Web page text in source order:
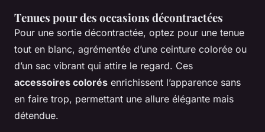
Tenues pour des occasions décontractées
Pour une sortie décontractée, optez pour une tenue
tout en blanc, agrémentée d’une ceinture colorée ou
d’un sac vibrant qui attire le regard. Ces
accessoires colorés enrichissent l’apparence sans
en faire trop, permettant une allure élégante mais
détendue.